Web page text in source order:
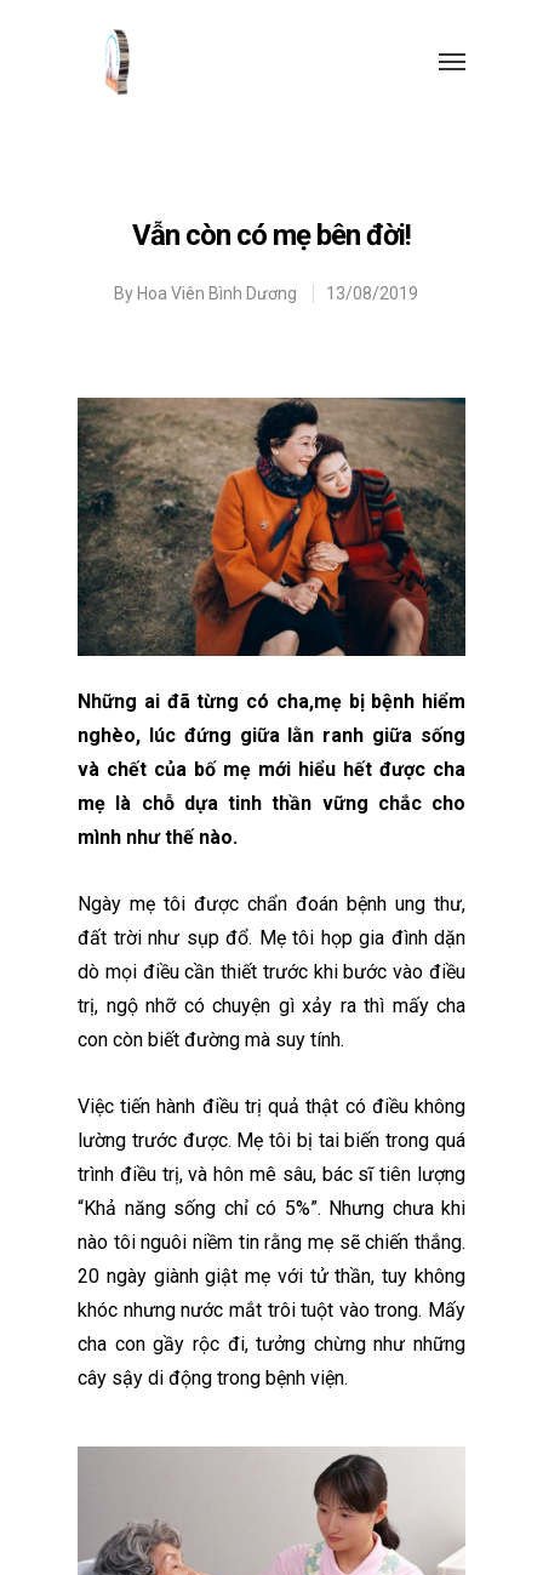
Vẫn còn có mẹ bên đời!
By Hoa Viên Bình Dương 13/08/2019
Những ai đã từng có cha,mẹ bị bệnh hiểm
nghèo, lúc đứng giữa lằn ranh giữa sống
và chết của bố mẹ mới hiểu hết được cha
mẹ là chỗ dựa tinh thần vững chắc cho
mình như thế nào.
Ngày mẹ tôi được chẩn đoán bệnh ung thư,
đất trời như sụp đổ. Mẹ tôi họp gia đình dặn
dò mọi điều cần thiết trước khi bước vào điều
trị, ngộ nhỡ có chuyện gì xảy ra thì mấy cha
con còn biết đường mà suy tính.
Việc tiến hành điều trị quả thật có điều không
lường trước được. Mẹ tôi bị tai biến trong quá
trình điều trị, và hôn mê sâu, bác sĩ tiên lượng
“Khả năng sống chỉ có 5%”. Nhưng chưa khi
nào tôi nguôi niềm tin rằng mẹ sẽ chiến thắng.
20 ngày giành giật mẹ với tử thần, tuy không
khóc nhưng nước mắt trôi tuột vào trong. Mấy
cha con gầy rộc đi, tưởng chừng như những
cây sậy di động trong bệnh viện.